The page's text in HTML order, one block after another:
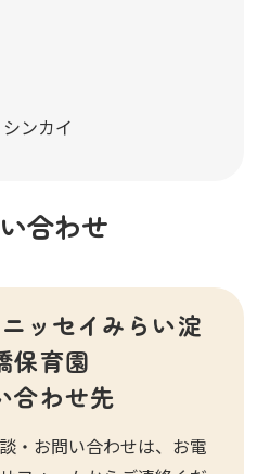
ンカイ
合わせ
ッセイみらい淀
保育園
合わせ先
・お問い合わせは、お電